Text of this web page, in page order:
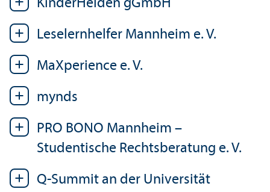
KinderHelden gGmbH
Leselernhelfer Mannheim e. V.
MaXperience e. V.
mynds
PRO BONO Mannheim –
Studentische Rechts­beratung e. V.
Q-Summit an der Universität